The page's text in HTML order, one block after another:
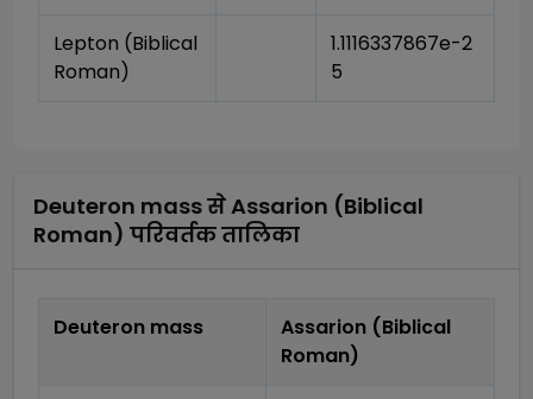
Lepton (Biblical
Roman)
1.1116337867e-2
5
Deuteron massसेAssarion (Biblical
Roman) परिवर्तक तालिका
Deuteron mass
Assarion (Biblical
Roman)